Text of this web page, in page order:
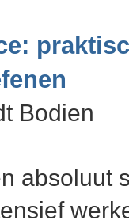
Bodien
absoluut